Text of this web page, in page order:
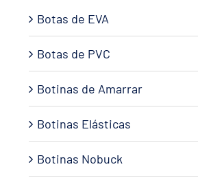
Botas de EVA
Botas de PVC
Botinas de Amarrar
Botinas Elásticas
Botinas Nobuck